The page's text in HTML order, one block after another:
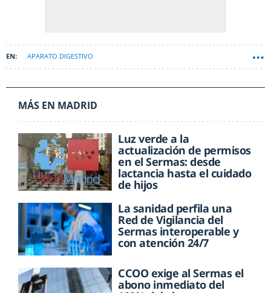
APARATO DIGESTIVO
MÁS EN MADRID
Luz verde a la
actualización de permisos
en el Sermas: desde
lactancia hasta el cuidado
de hijos
La sanidad perfila una
Red de Vigilancia del
Sermas interoperable y
con atención 24/7
CCOO exige al Sermas el
abono inmediato del